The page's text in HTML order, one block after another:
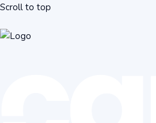
Scroll to top